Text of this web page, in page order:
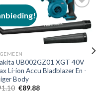
Toevoegen
aan
UB002GZ01 XGT 40V
Li-ion Accu Bladblazer En -
Body
Oorspronkelijke
€89.88Huidige